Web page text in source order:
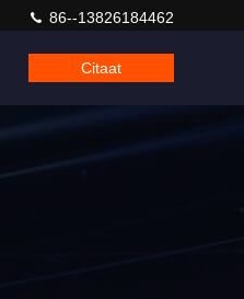
86--13826184462
Citaat